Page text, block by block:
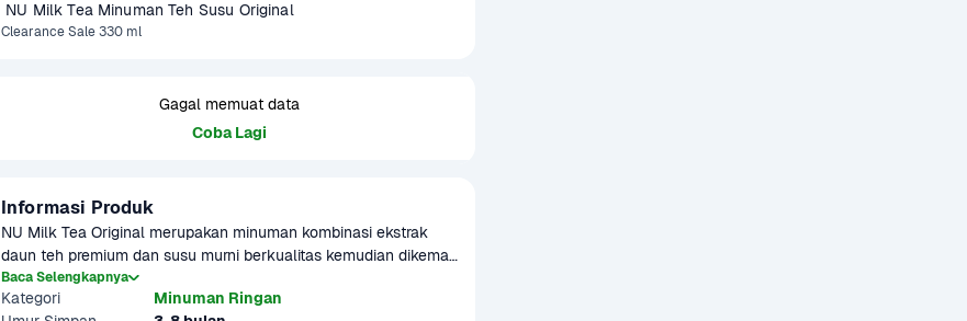
NU Milk Tea Minuman Teh Susu Original
Clearance Sale 330 ml
Gagal memuat data
Coba Lagi
Informasi Produk
NU Milk Tea Original merupakan minuman kombinasi ekstrak
daun teh premium dan susu murni berkualitas kemudian dikemas
secara higienis, Paduan rasa teh dan susu yang kuat membuat
citarasa minuman ini semakin autentik dengan keoriginalannya
Baca Selengkapnya
Kategori
Minuman Ringan